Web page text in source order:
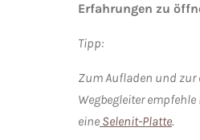
Erfahrungen zu
Tipp:
Zum Aufladen und zur
Wegbegleiter
eine Selenit-Platte.